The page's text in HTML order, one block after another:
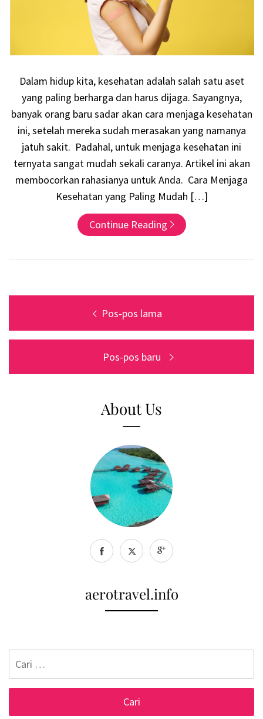
Dalam hidup kita, kesehatan adalah salah satu aset
yang paling berharga dan harus dijaga. Sayangnya,
banyak orang baru sadar akan cara menjaga kesehatan
ini, setelah mereka sudah merasakan yang namanya
jatuh sakit. Padahal, untuk menjaga kesehatan ini
ternyata sangat mudah sekali caranya. Artikel ini akan
membocorkan rahasianya untuk Anda. Cara Menjaga
Kesehatan yang Paling Mudah […]
Continue Reading
Pos-pos lama
Pos-pos baru
About Us
aerotravel.info